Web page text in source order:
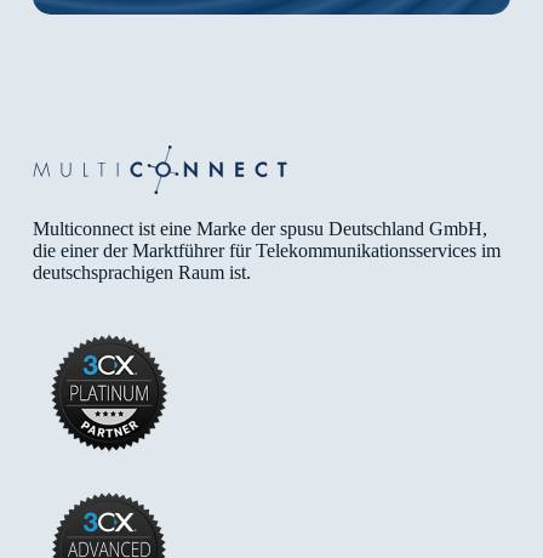
Multiconnect ist eine Marke der spusu Deutschland GmbH,
die einer der Marktführer für Telekommunikationsservices im
deutschsprachigen Raum ist.